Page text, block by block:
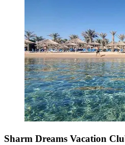
Sharm Dreams Vacation